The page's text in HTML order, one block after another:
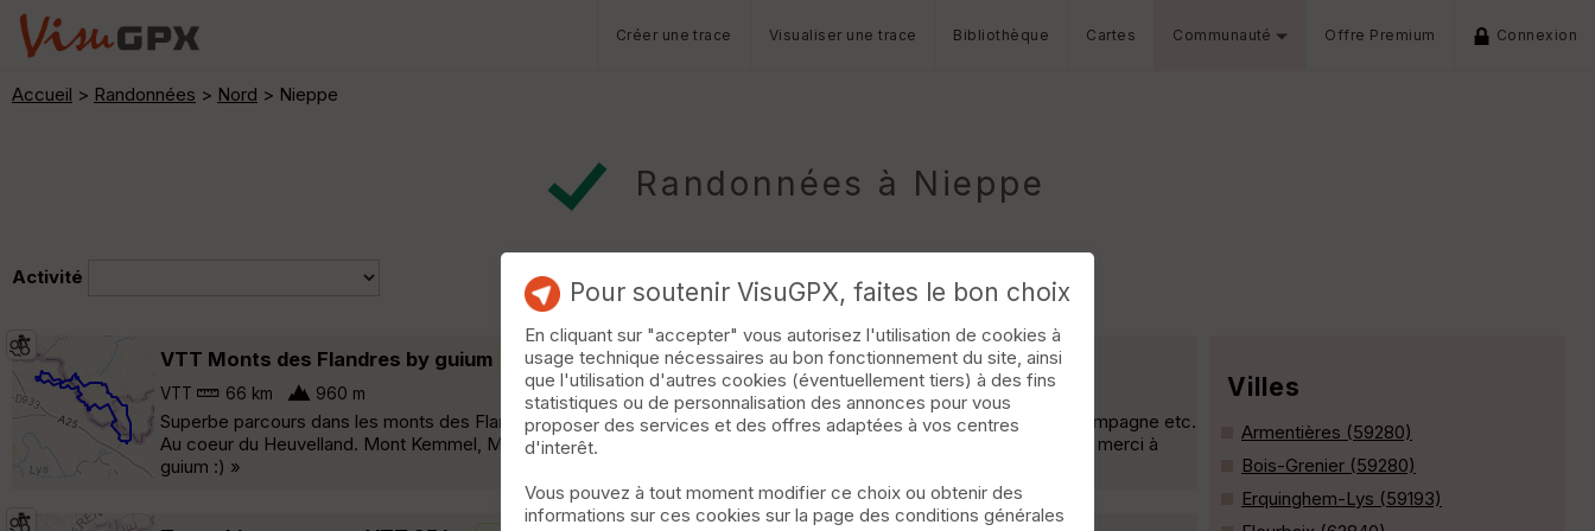
Créer une trace Visualiser une trace Bibliothèque Cartes Communauté Offre Premium Connexion
Accueil > Randonnées > Nord > Nieppe
Randonnées à Nieppe
Activité
VTT Monts des Flandres by guium Bois-Grenier
VTT 66 km 960 m
Superbe parcours dans les monts des Flandres (France/Belgique), avec pleins de montées/descentes, singles, campagne etc.
Au coeur du Heuvelland. Mont Kemmel, Mont Rouge, Mont Noir, mont de Boeschepe etc. A faire sans modération! merci à
guium :) »
Villes
Armentières (59280)
Bois-Grenier (59280)
Erquinghem-Lys (59193)
Pour soutenir VisuGPX, faites le bon choix
En cliquant sur "accepter" vous autorisez l'utilisation de cookies à
usage technique nécessaires au bon fonctionnement du site, ainsi
que l'utilisation d'autres cookies (éventuellement tiers) à des fins
statistiques ou de personnalisation des annonces pour vous
proposer des services et des offres adaptées à vos centres
d'interêt.
Vous pouvez à tout moment modifier ce choix ou obtenir des
informations sur ces cookies sur la page des conditions générales